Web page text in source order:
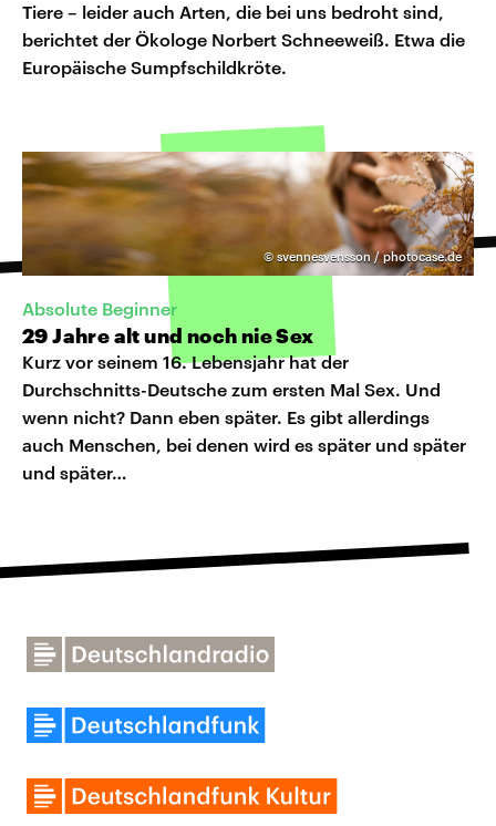
Tiere – leider auch Arten, die bei uns bedroht sind,
berichtet der Ökologe Norbert Schneeweiß. Etwa die
Europäische Sumpfschildkröte.
© svennesvensson / photocase.de
Absolute Beginner
29 Jahre alt und noch nie Sex
Kurz vor seinem 16. Lebensjahr hat der
Durchschnitts-Deutsche zum ersten Mal Sex. Und
wenn nicht? Dann eben später. Es gibt allerdings
auch Menschen, bei denen wird es später und später
und später…